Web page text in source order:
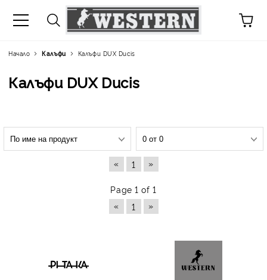
Начало Калъфи Калъфи DUX Ducis
Калъфи DUX Ducis
« 1 »
Page 1 of 1
«
1 »